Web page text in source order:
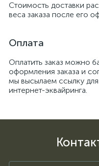
Стоимость доставки
веса заказа после его
Оплата
Оплатить заказ можно
оформления заказа и
мы высылаем ссылку
интернет-эквайринга.